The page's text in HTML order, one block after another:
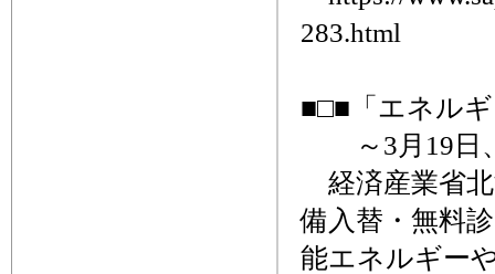
283.html
■□■「エネル
～3月19日
経済産業省
備入替・無料
能エネルギー